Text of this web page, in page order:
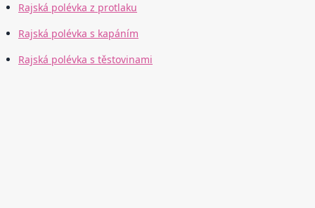
Rajská polévka z protlaku
Rajská polévka s kapáním
Rajská polévka s těstovinami